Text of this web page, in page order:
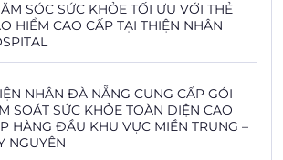
SÓC SỨC KHỎE TỐI ƯU VỚI THẺ
HIỂM CAO CẤP TẠI THIỆN NHÂN
NHÂN ĐÀ NẴNG CUNG CẤP GÓI
SOÁT SỨC KHỎE TOÀN DIỆN CAO
HÀNG ĐẦU KHU VỰC MIỀN TRUNG –
NGUYÊN